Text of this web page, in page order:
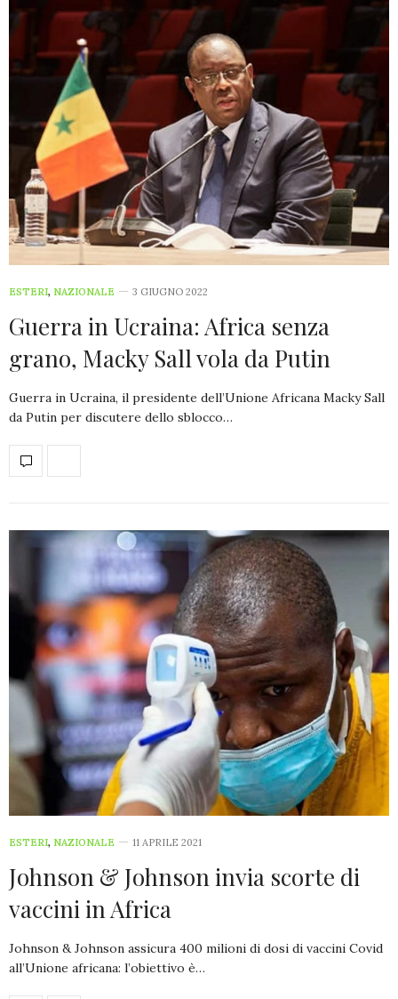
ESTERI, NAZIONALE 3 GIUGNO 2022
Guerra in Ucraina: Africa senza
grano, Macky Sall vola da Putin
Guerra in Ucraina, il presidente dell’Unione Africana Macky Sall
da Putin per discutere dello sblocco…
ESTERI, NAZIONALE 11 APRILE 2021
Johnson & Johnson invia scorte di
vaccini in Africa
Johnson & Johnson assicura 400 milioni di dosi di vaccini Covid
all’Unione africana: l’obiettivo è…